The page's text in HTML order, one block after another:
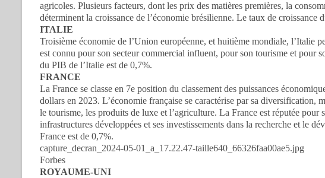
agricoles. Plusieurs facteurs, dont les prix des matières premières, la
déterminent la croissance de l’économie brésilienne. Le taux de croissance
ITALIE
Troisième économie de l’Union européenne, et huitième mondiale, l’Italie
est connu pour son secteur commercial influent, pour son tourisme et pour
du PIB de l’Italie est de 0,7%.
FRANCE
La France se classe en 7e position du classement des puissances
dollars en 2023. L’économie française se caractérise par sa diversification,
le tourisme, les produits de luxe et l’agriculture. La France est réputée pour
infrastructures développées et ses investissements dans la recherche et le
France est de 0,7%.
capture_decran_2024-05-01_a_17.22.47-taille640_66326faa00ae5.jpg
Forbes
ROYAUME-UNI